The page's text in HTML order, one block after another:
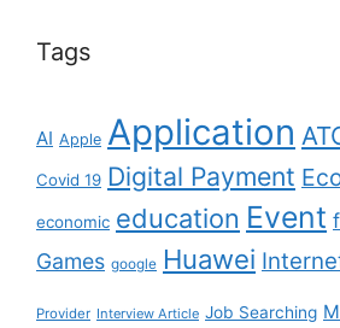
Tags
AI Apple Application
Covid 19 Digital Payment
economic education Event
Games google Huawei
Provider Interview Article Job Searching